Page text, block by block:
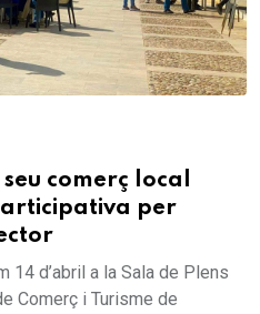
comerç local
per
d’abril a la Sala de Plens
Comerç i Turisme de